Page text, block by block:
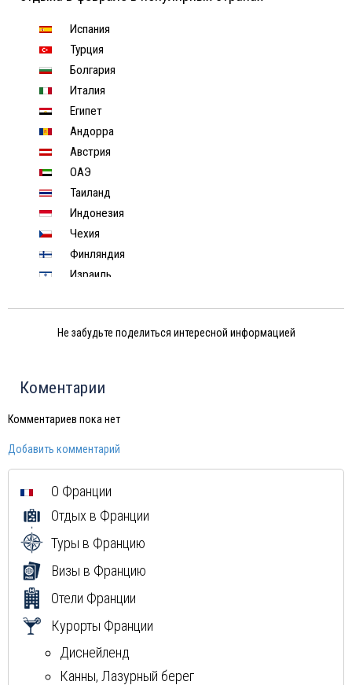
Испания
Турция
Болгария
Италия
Египет
Андорра
Австрия
ОАЭ
Таиланд
Индонезия
Чехия
Финляндия
Израиль
Шри-Ланка
Вьетнам
Грузия
Мальдивы
Не забудьте поделиться интересной информацией
Коментарии
Комментариев пока нет
Добавить комментарий
О Франции
Отдых в Франции
Туры в Францию
Визы в Францию
Отели Франции
Курорты Франции
Диснейленд
Канны, Лазурный берег